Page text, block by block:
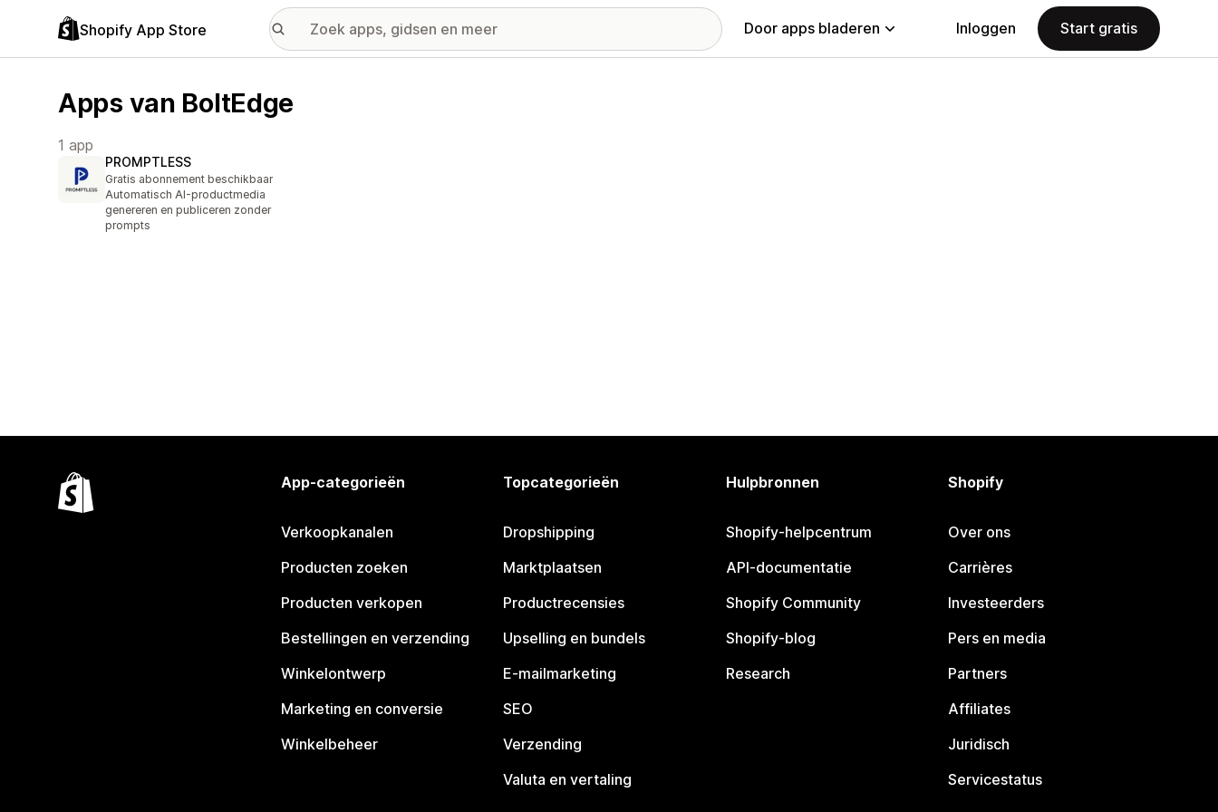
Shopify App Store Door apps bladeren Inloggen Start gratis
Apps van BoltEdge
1 app
PROMPTLESS
Gratis abonnement beschikbaar
Automatisch AI-productmedia
genereren en publiceren zonder
prompts
App-categorieën
Verkoopkanalen
Producten zoeken
Producten verkopen
Bestellingen en verzending
Winkelontwerp
Marketing en conversie
Winkelbeheer
Topcategorieën
Dropshipping
Marktplaatsen
Productrecensies
Upselling en bundels
E-mailmarketing
SEO
Verzending
Valuta en vertaling
Hulpbronnen
Shopify-helpcentrum
API-documentatie
Shopify Community
Shopify-blog
Research
Shopify
Over ons
Carrières
Investeerders
Pers en media
Partners
Affiliates
Juridisch
Servicestatus